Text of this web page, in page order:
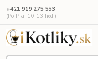
+421 919 275 553
(Po-Pia, 10-13 hod.)